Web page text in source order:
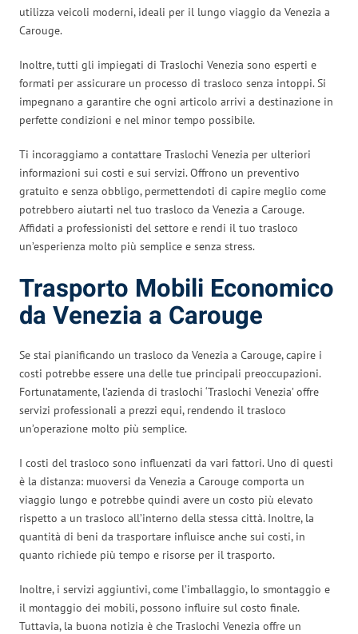
utilizza veicoli moderni, ideali per il lungo viaggio da Venezia a
Carouge.
Inoltre, tutti gli impiegati di Traslochi Venezia sono esperti e
formati per assicurare un processo di trasloco senza intoppi. Si
impegnano a garantire che ogni articolo arrivi a destinazione in
perfette condizioni e nel minor tempo possibile.
Ti incoraggiamo a contattare Traslochi Venezia per ulteriori
informazioni sui costi e sui servizi. Offrono un preventivo
gratuito e senza obbligo, permettendoti di capire meglio come
potrebbero aiutarti nel tuo trasloco da Venezia a Carouge.
Affidati a professionisti del settore e rendi il tuo trasloco
un’esperienza molto più semplice e senza stress.
Trasporto Mobili Economico
da Venezia a Carouge
Se stai pianificando un trasloco da Venezia a Carouge, capire i
costi potrebbe essere una delle tue principali preoccupazioni.
Fortunatamente, l’azienda di traslochi ‘Traslochi Venezia’ offre
servizi professionali a prezzi equi, rendendo il trasloco
un’operazione molto più semplice.
I costi del trasloco sono influenzati da vari fattori. Uno di questi
è la distanza: muoversi da Venezia a Carouge comporta un
viaggio lungo e potrebbe quindi avere un costo più elevato
rispetto a un trasloco all’interno della stessa città. Inoltre, la
quantità di beni da trasportare influisce anche sui costi, in
quanto richiede più tempo e risorse per il trasporto.
Inoltre, i servizi aggiuntivi, come l’imballaggio, lo smontaggio e
il montaggio dei mobili, possono influire sul costo finale.
Tuttavia, la buona notizia è che Traslochi Venezia offre un